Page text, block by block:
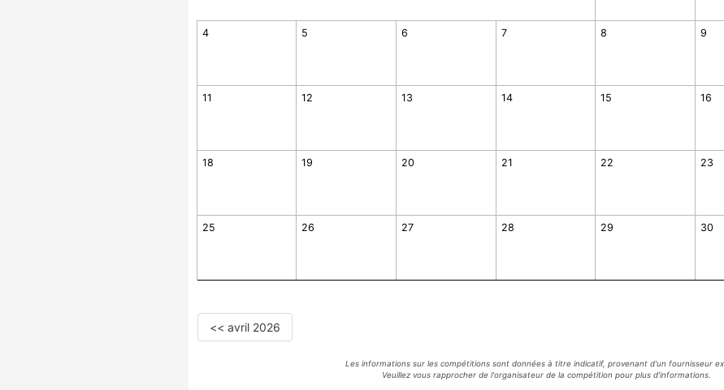
4 5 6 7 8 9
11 12 13 14 15 16
18 19 20 21 22 23
25 26 27 28 29 30
<< avril 2026
Les informations sur les compétitions sont données à titre indicatif, provenant d'un fournisseur
Veuillez vous rapprocher de l'organisateur de la compétition pour plus d'informations.